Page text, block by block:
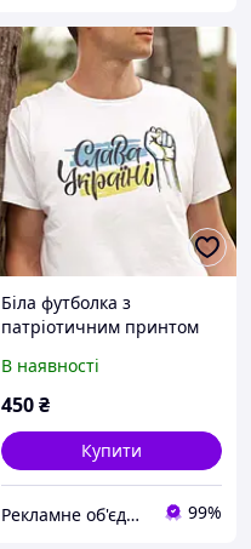
Біла футболка з
патріотичним принтом
В наявності
450₴
Купити
Рекламне об'єднання "МОЛОДЕЦЬ" - супермаркет реклами №1 99%